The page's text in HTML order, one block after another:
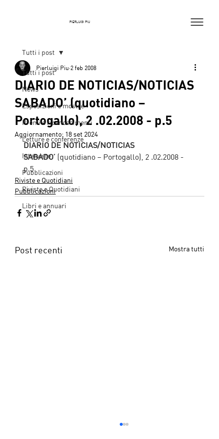
PIERLUIGI PIU
Tutti i post
News
Esposizioni e mostre
Premi e riconoscimenti
Letture e conferenze
Interviste
Pubblicazioni
Riviste e Quotidiani
Libri e annuari
Tutti i post
DIARIO DE NOTICIAS/NOTICIAS
SABADO’ (quotidiano –
Portogallo), 2 .02.2008 - p.5
Pierluigi Piu 2 feb 2008
Aggiornamento: 18 set 2024
DIARIO DE NOTICIAS/NOTICIAS
SABADO’ (quotidiano – Portogallo), 2 .02.2008 -
p.5
Riviste e Quotidiani
Pubblicazioni
Post recenti Mostra tutti